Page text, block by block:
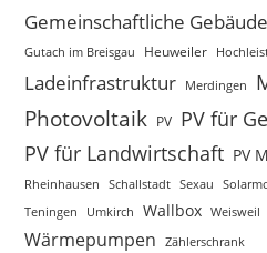
Gemeinschaftliche
Gutach im Breisgau
Heuweiler
Ladeinfrastruktur Merdingen
Photovoltaik PV PV für
PV für Landwirtschaft PV
Rheinhausen
Schallstadt Sexau
Teningen
Umkirch Wallbox Weisweil
Wärmepumpen Zählerschrank